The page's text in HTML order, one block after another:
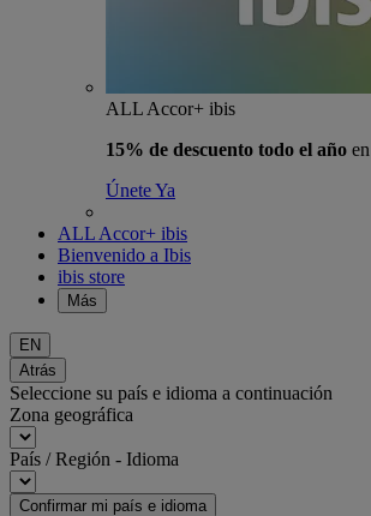
ALL Accor+ ibis
15% de descuento todo el año
Únete Ya
ALL Accor+ ibis
Bienvenido a Ibis
ibis store
Más
EN
Atrás
Seleccione su país e idioma a continuación
Zona geográfica
País / Región - Idioma
Confirmar mi país e idioma